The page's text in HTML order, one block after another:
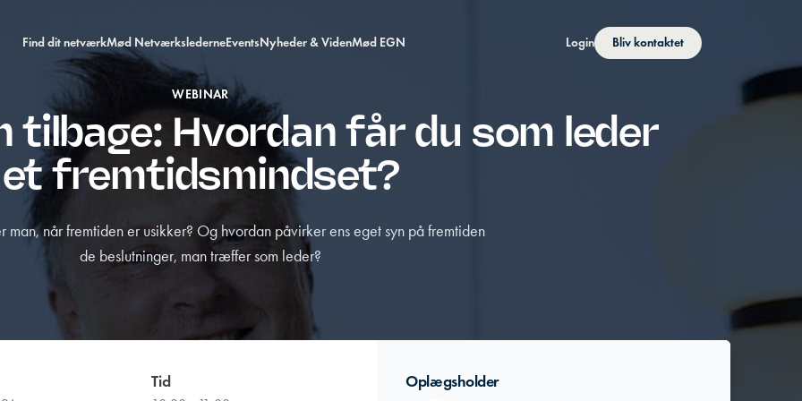
Find dit netværkMød NetværkslederneEventsNyheder & VidenMød EGN Login Bliv kontaktet
WEBINAR
tilbage: Hvordan får du som leder
et fremtidsmindset?
man, når fremtiden er usikker? Og hvordan påvirker ens eget syn på fremtiden
de beslutninger, man træffer som leder?
Tid
Oplægsholder